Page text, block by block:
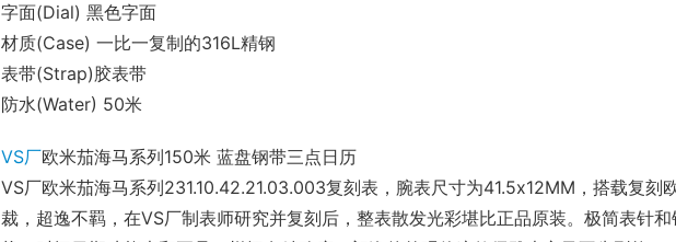
字面(Dial) 黑色字面
材质(Case) 一比一复制的316L精钢
表带(Strap)胶表带
防水(Water) 50米
VS厂欧米茄海马系列150米 蓝盘钢带三点日历
VS厂欧米茄海马系列231.10.42.21.03.003复刻表，腕表尺寸为41.5x12MM，搭载复刻
裁，超逸不羁，在VS厂制表师研究并复刻后，整表散发光彩堪比正品原装。极简表针